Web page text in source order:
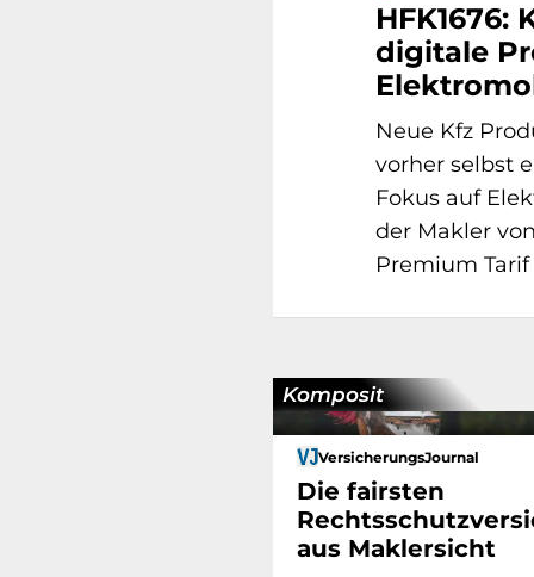
HFK1676:
digitale
Neue Kfz
vorher selbst
Fokus auf
der Makler
Premium
Komposit
VersicherungsJournal
Die fairsten
aus Maklersicht